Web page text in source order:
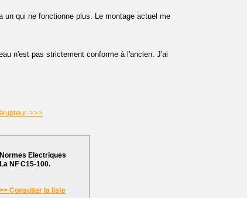
un qui ne fonctionne plus. Le montage actuel me
n'est pas strictement conforme à l'ancien. J'ai
>>>
Normes Electriques
La NF C15-100.
>> Consulter la liste